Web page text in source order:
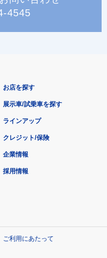
4545
お店を探す
展示車/試乗車を探す
ラインアップ
クレジット/保険
企業情報
採用情報
ご利用にあたって